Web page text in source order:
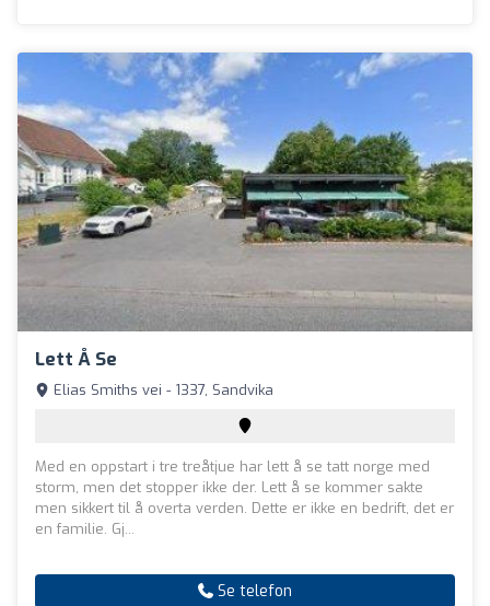
Lett Å Se
Elias Smiths vei - 1337, Sandvika
Med en oppstart i tre treåtjue har lett å se tatt norge med
storm, men det stopper ikke der. Lett å se kommer sakte
men sikkert til å overta verden. Dette er ikke en bedrift, det er
en familie. Gj...
Se telefon